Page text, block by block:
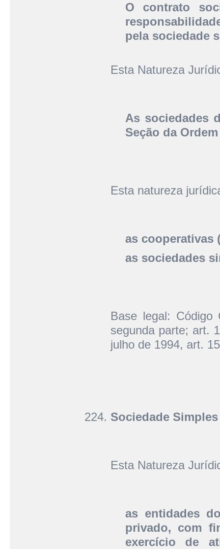
O contrato
pela sociedade
Esta Natureza
As sociedades
Seção da
Esta natureza
as cooperativas
as sociedades
Base legal:
segunda parte; art.
julho de 1994, art.
Sociedade
Esta Natureza
as entidades
privado, com
exercício de